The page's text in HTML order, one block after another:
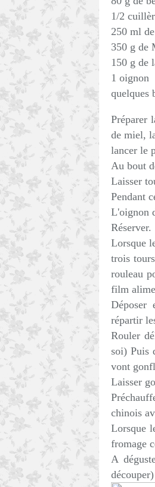
1/2
250 ml
350 g de
150 g de
1 oignon
quelques
Préparer
de miel,
lancer le
Au bout
Laisser
Pendant
L'oignon
Réserver.
Lorsque
trois
rouleau
film
Déposer
répartir
Rouler
soi) Puis
vont
Laisser
chinois
Lorsque
fromage
A
découper)